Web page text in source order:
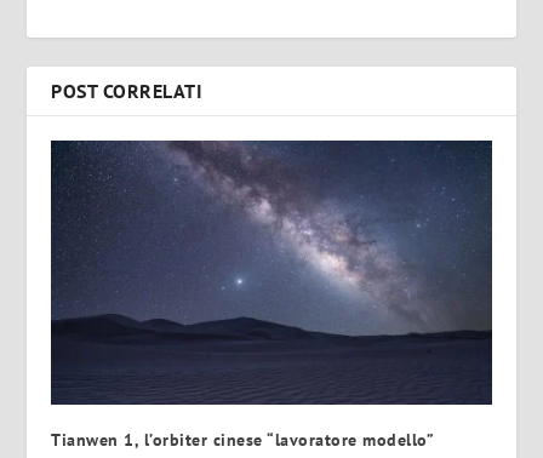
POST CORRELATI
Tianwen 1, l’orbiter cinese “lavoratore modello”